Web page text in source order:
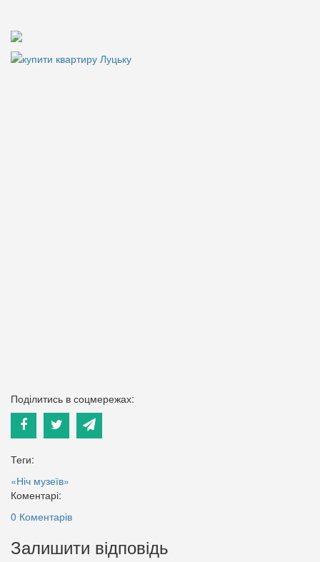
Поділитись в соцмережах:
Теги:
«Ніч музеїв»
Коментарі:
0 Коментарів
Залишити відповідь